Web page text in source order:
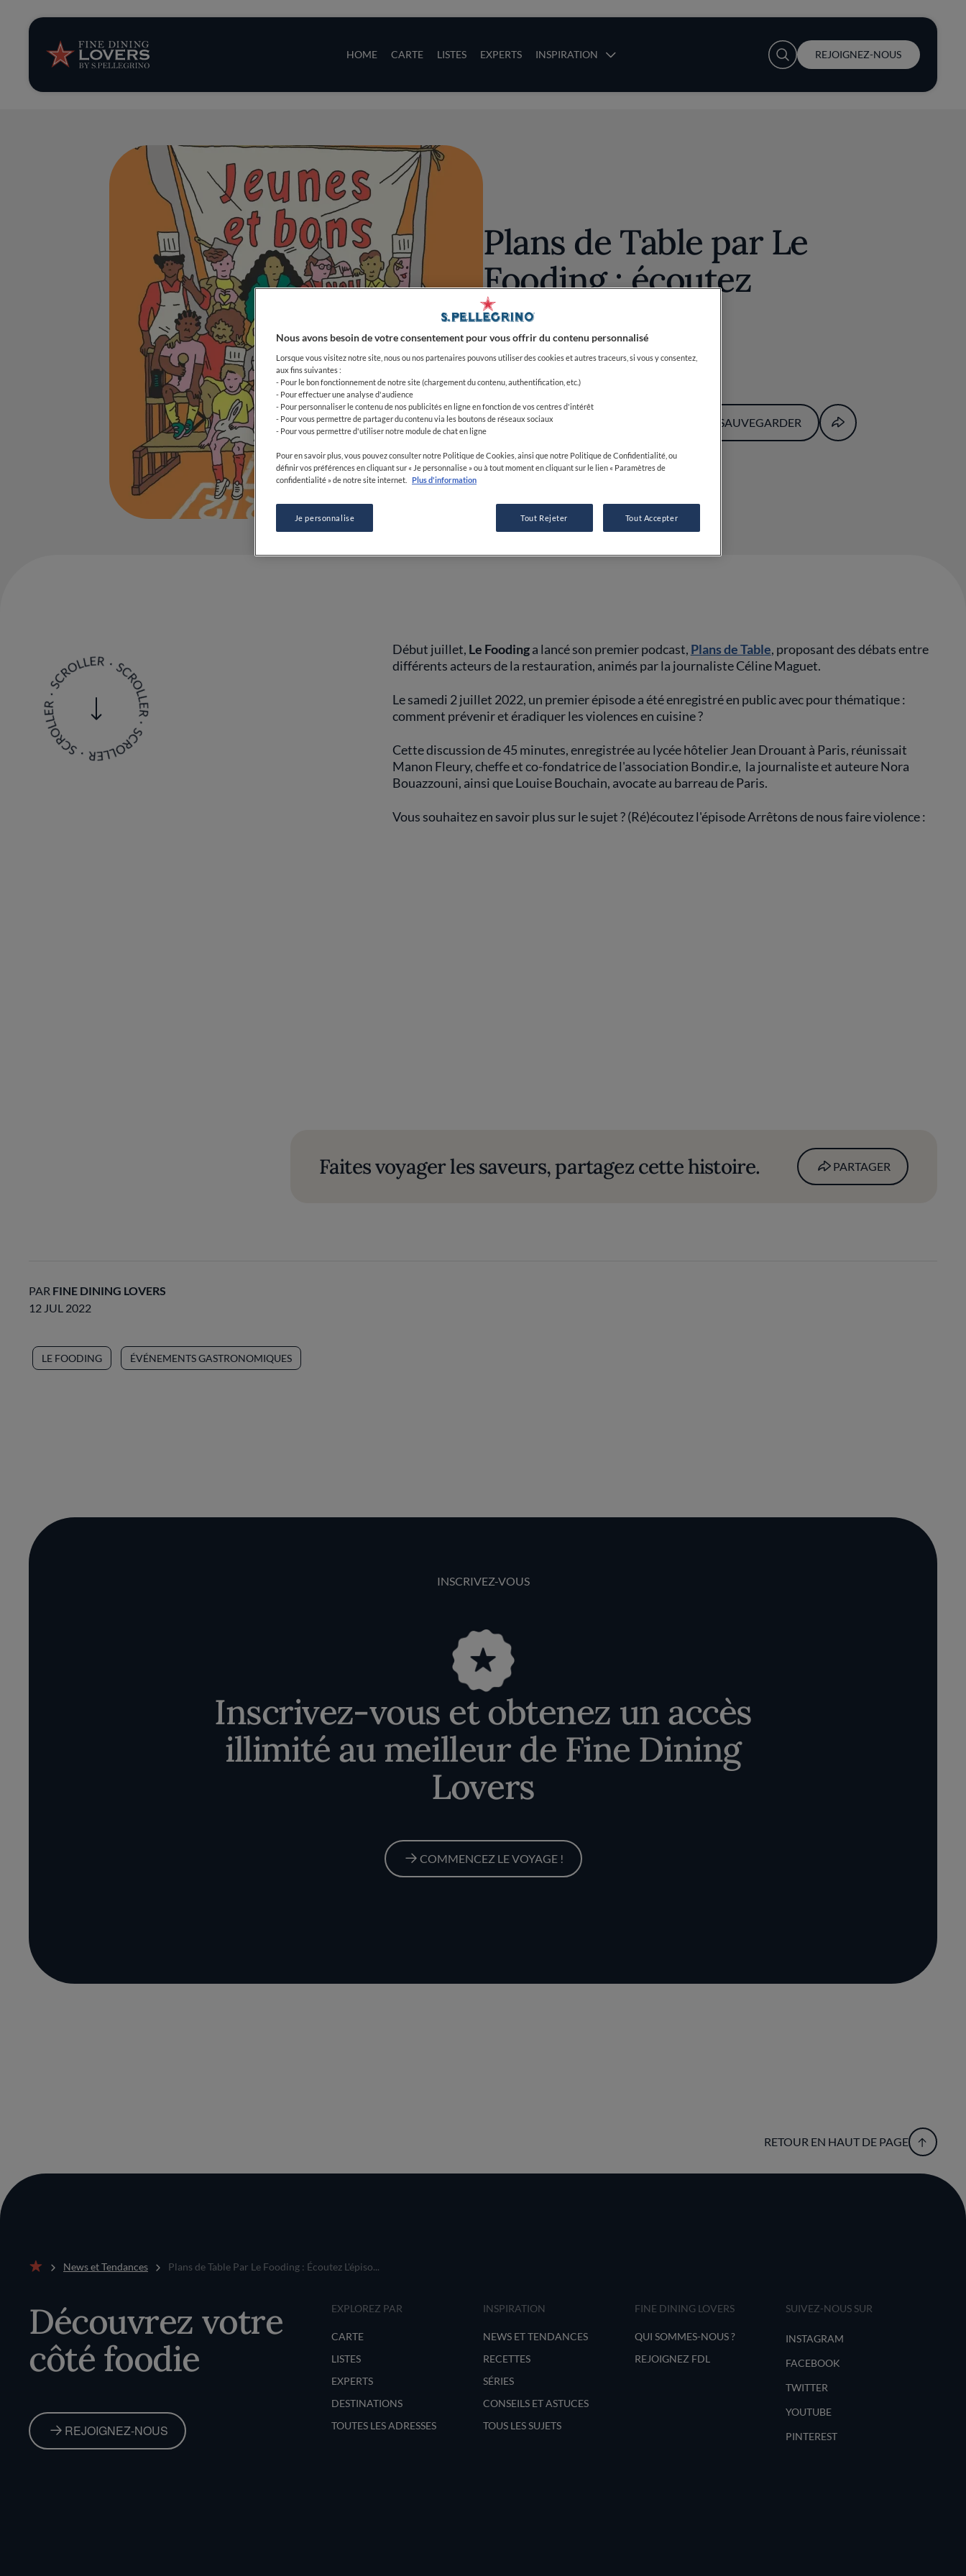
HOME CARTE LISTES EXPERTS INSPIRATION
News et tendances
Recettes
Conseils et astuces
Séries
User account menu
REJOIGNEZ-NOUS
Plans de Table par Le
Fooding : écoutez
l'épisode 1
12 JUL 2022
PAR FINE DINING LOVERS
RÉDACTION
SAUVEGARDER
Début juillet, Le Foodinga lancé son premier podcast, Plans de Table, proposant des débats entre
différents acteurs de la restauration, animés par la journaliste Céline Maguet.
Le samedi 2 juillet 2022, un premier épisode a été enregistré en public avec pour thématique :
comment prévenir et éradiquer les violences en cuisine ?
Cette discussion de 45 minutes, enregistrée au lycée hôtelier Jean Drouant à Paris, réunissait
Manon Fleury, cheffe et co-fondatrice de l'association Bondir.e, la journaliste et auteure Nora
Bouazzouni, ainsi que Louise Bouchain, avocate au barreau de Paris.
Vous souhaitez en savoir plus sur le sujet ? (Ré)écoutez l'épisode Arrêtons de nous faire violence :
Faites voyager les saveurs, partagez cette histoire. PARTAGER
PAR FINE DINING LOVERS
12 JUL 2022
LE FOODING ÉVÉNEMENTS GASTRONOMIQUES
INSCRIVEZ-VOUS
Inscrivez-vous et obtenez un accès
illimité au meilleur de Fine Dining
Lovers
COMMENCEZ LE VOYAGE !
RETOUR EN HAUT DE PAGE
News et Tendances Plans de Table Par Le Fooding : Écoutez L'épiso...
Découvrez votre
côté foodie
REJOIGNEZ-NOUS
EXPLOREZ PAR
CARTE
LISTES
EXPERTS
DESTINATIONS
TOUTES LES ADRESSES
INSPIRATION
NEWS ET TENDANCES
RECETTES
SÉRIES
CONSEILS ET ASTUCES
TOUS LES SUJETS
FINE DINING LOVERS
QUI SOMMES-NOUS ?
REJOIGNEZ FDL
SUIVEZ-NOUS SUR
INSTAGRAM
FACEBOOK
TWITTER
YOUTUBE
PINTEREST
Nous avons besoin de votre consentement pour vous offrir du contenu personnalisé
Lorsque vous visitez notre site, nous ou nos partenaires pouvons utiliser des cookies et autres traceurs, si vous y consentez,
aux fins suivantes :
- Pour le bon fonctionnement de notre site (chargement du contenu, authentification, etc.)
- Pour effectuer une analyse d'audience
- Pour personnaliser le contenu de nos publicités en ligne en fonction de vos centres d'intérêt
- Pour vous permettre de partager du contenu via les boutons de réseaux sociaux
- Pour vous permettre d'utiliser notre module de chat en ligne
Pour en savoir plus, vous pouvez consulter notre Politique de Cookies, ainsi que notre Politique de Confidentialité, ou
définir vos préférences en cliquant sur « Je personnalise » ou à tout moment en cliquant sur le lien « Paramètres de
confidentialité » de notre site internet.
Plus d'information
Je personnalise Tout Rejeter Tout Accepter